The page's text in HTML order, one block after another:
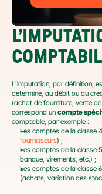
L’imputation, par définition,
déterminé, au débit ou au
(achat de fourniture, vente
correspond un compte
comptable, par exemple :
fournisseurs) ;
Les comptes de la classe
banque, virements, etc.) ;
Les comptes de la classe
(achats, variation des